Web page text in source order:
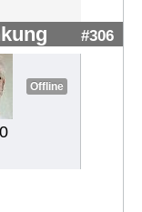
#306
Offline